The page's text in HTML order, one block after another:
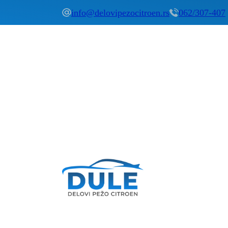
info@delovipezocitroen.rs 062/307-407